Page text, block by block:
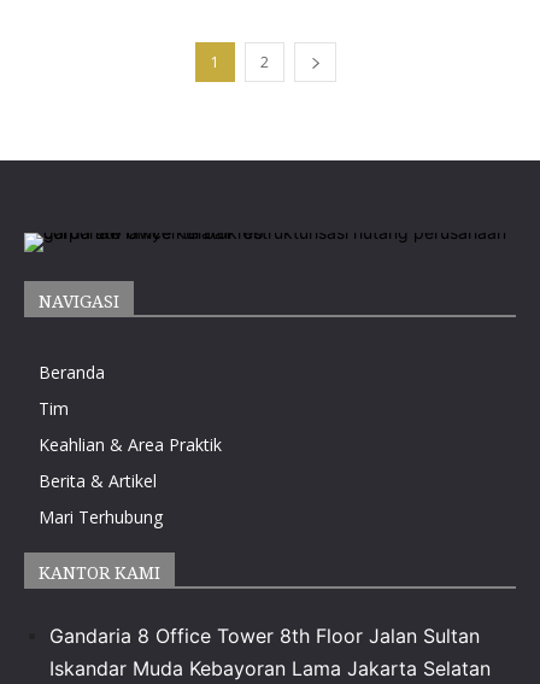
1 2
NAVIGASI
Beranda
Tim
Keahlian & Area Praktik
Berita & Artikel
Mari Terhubung
KANTOR KAMI
Gandaria 8 Office Tower 8th Floor Jalan Sultan
Iskandar Muda Kebayoran Lama Jakarta Selatan